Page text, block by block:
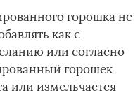
горошка не
как с
или согласно
горошек
или измельчается